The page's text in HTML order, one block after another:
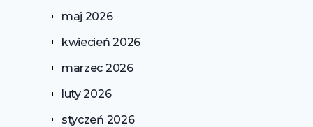
maj 2026
kwiecień 2026
marzec 2026
luty 2026
styczeń 2026